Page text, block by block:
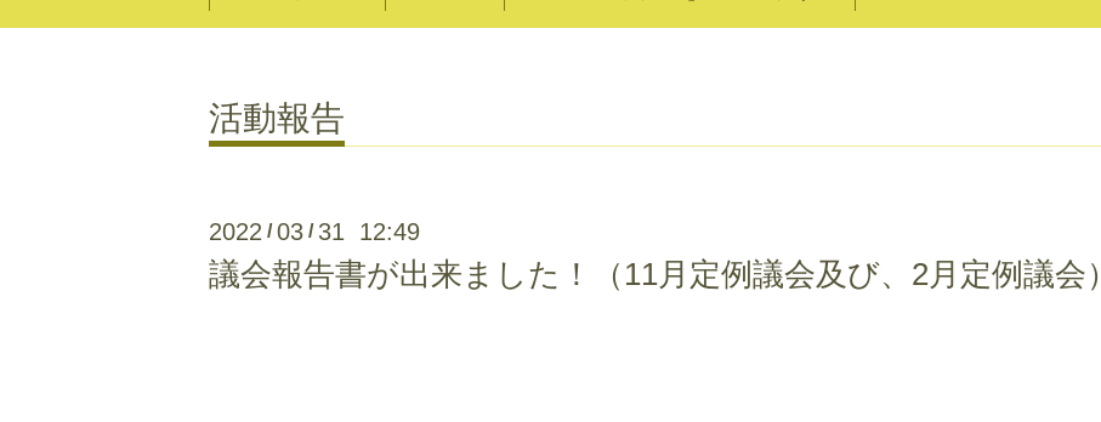
活動報告
2022 /03 / 31 12:49
議会報告書が出来ました！（11月定例議会及び、2月定例議会）